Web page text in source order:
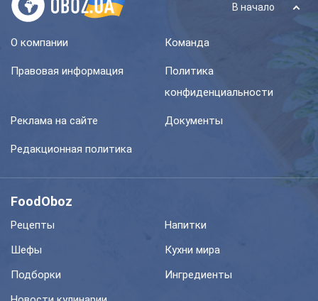
В начало
О компании Команда
Правовая информация
Политика
конфиденциальности
Реклама на сайте Документы
Редакционная политика
FoodOboz
Рецепты
Напитки
Шефы
Кухни мира
Подборки
Ингредиенты